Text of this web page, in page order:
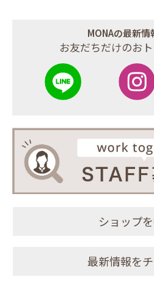
MONAの最新情
お友だちだけのお
ショップ
最新情報を